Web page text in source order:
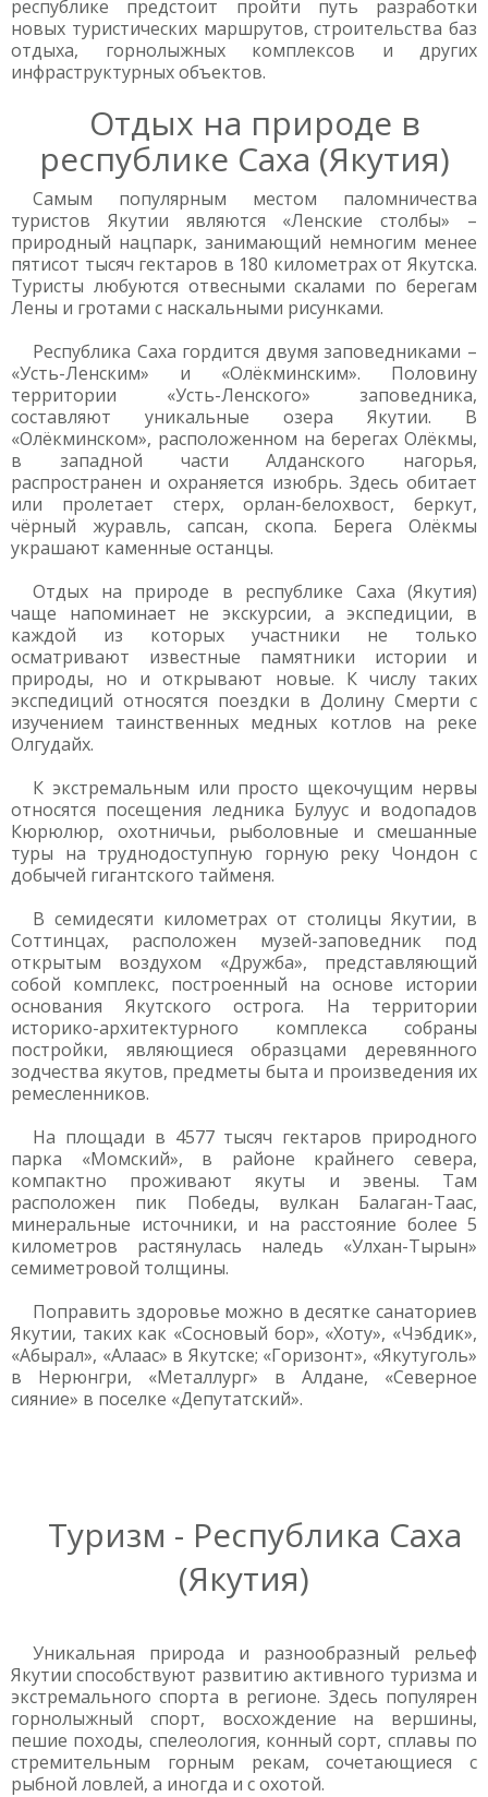
республике предстоит пройти путь разработки
новых туристических маршрутов, строительства баз
отдыха, горнолыжных комплексов и других
инфраструктурных объектов.
Отдых на природе в
республике Саха (Якутия)
Самым популярным местом паломничества
туристов Якутии являются «Ленские столбы» –
природный нацпарк, занимающий немногим менее
пятисот тысяч гектаров в 180 километрах от Якутска.
Туристы любуются отвесными скалами по берегам
Лены и гротами с наскальными рисунками.
Республика Саха гордится двумя заповедниками –
«Усть-Ленским» и «Олёкминским». Половину
территории «Усть-Ленского» заповедника,
составляют уникальные озера Якутии. В
«Олёкминском», расположенном на берегах Олёкмы,
в западной части Алданского нагорья,
распространен и охраняется изюбрь. Здесь обитает
или пролетает стерх, орлан-белохвост, беркут,
чёрный журавль, сапсан, скопа. Берега Олёкмы
украшают каменные останцы.
Отдых на природе в республике Саха (Якутия)
чаще напоминает не экскурсии, а экспедиции, в
каждой из которых участники не только
осматривают известные памятники истории и
природы, но и открывают новые. К числу таких
экспедиций относятся поездки в Долину Смерти с
изучением таинственных медных котлов на реке
Олгудайх.
К экстремальным или просто щекочущим нервы
относятся посещения ледника Булуус и водопадов
Кюрюлюр, охотничьи, рыболовные и смешанные
туры на труднодоступную горную реку Чондон с
добычей гигантского тайменя.
В семидесяти километрах от столицы Якутии, в
Соттинцах, расположен музей-заповедник под
открытым воздухом «Дружба», представляющий
собой комплекс, построенный на основе истории
основания Якутского острога. На территории
историко-архитектурного комплекса собраны
постройки, являющиеся образцами деревянного
зодчества якутов, предметы быта и произведения их
ремесленников.
На площади в 4577 тысяч гектаров природного
парка «Момский», в районе крайнего севера,
компактно проживают якуты и эвены. Там
расположен пик Победы, вулкан Балаган-Таас,
минеральные источники, и на расстояние более 5
километров растянулась наледь «Улхан-Тырын»
семиметровой толщины.
Поправить здоровье можно в десятке санаториев
Якутии, таких как «Сосновый бор», «Хоту», «Чэбдик»,
«Абырал», «Алаас» в Якутске; «Горизонт», «Якутуголь»
в Нерюнгри, «Металлург» в Алдане, «Северное
сияние» в поселке «Депутатский».
Туризм - Республика Саха
(Якутия)
Уникальная природа и разнообразный рельеф
Якутии способствуют развитию активного туризма и
экстремального спорта в регионе. Здесь популярен
горнолыжный спорт, восхождение на вершины,
пешие походы, спелеология, конный сорт, сплавы по
стремительным горным рекам, сочетающиеся с
рыбной ловлей, а иногда и с охотой.